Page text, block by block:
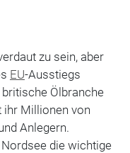
zu sein, aber
EU-Ausstiegs
Ölbranche
ihr Millionen von
Anlegern.
die wichtige